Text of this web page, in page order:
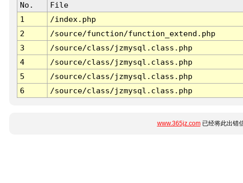
No. File
1
/index.php
2
/source/function/function_extend.php
3
/source/class/jzmysql.class.php
4
/source/class/jzmysql.class.php
5
/source/class/jzmysql.class.php
6
/source/class/jzmysql.class.php
www.365jz.com已经将此出错